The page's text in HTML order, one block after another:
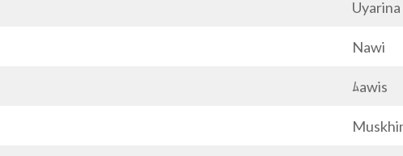
Uyarina
Nawi
ﾑawis